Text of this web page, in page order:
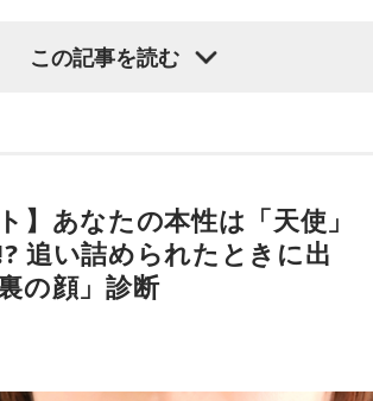
し、「賞レースで結果を残していないコン
の）ぐりんぴーすがよく愚痴をこぼしてい
は挨拶をしてくれないんだって（笑）」
は後輩から挨拶されないことがまったくな
前置きしつつ、「ぐりんぴーすがそう言
の辺はどう？ 風紀が乱れているかどうか」
この記事を読む
】あなたの本性は「天使」
追い詰められたときに出
の顔」診断